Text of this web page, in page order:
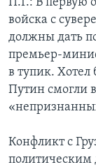
войска с
должны дать
премьер-
в тупик.
Путин смогли
Конфликт с
политическим